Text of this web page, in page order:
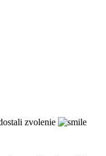
zvolenie